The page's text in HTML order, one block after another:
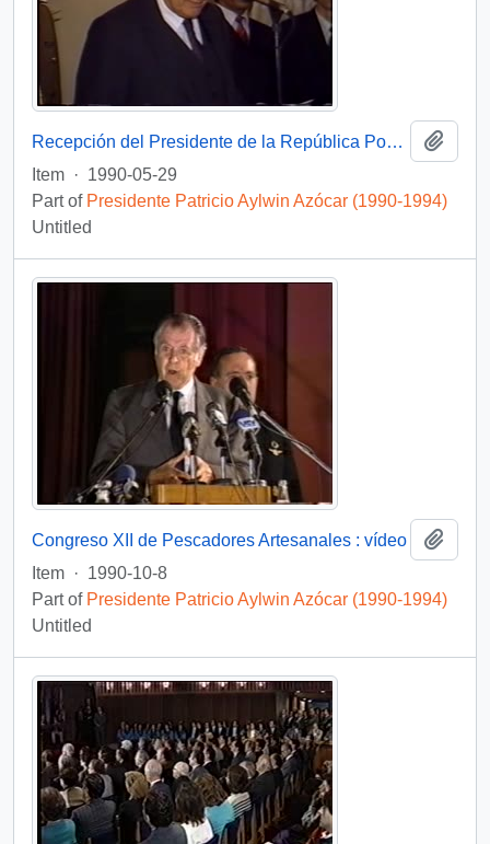
Recepción del Presidente de la República Popular China : video
Item · 1990-05-29
Part of Presidente Patricio Aylwin Azócar (1990-1994)
Untitled
Congreso XII de Pescadores Artesanales : vídeo
Item · 1990-10-8
Part of Presidente Patricio Aylwin Azócar (1990-1994)
Untitled